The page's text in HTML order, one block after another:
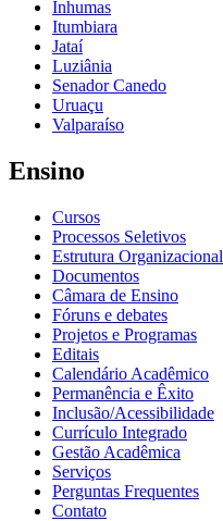
Inhumas
Itumbiara
Jataí
Luziânia
Senador Canedo
Uruaçu
Valparaíso
Ensino
Cursos
Processos Seletivos
Estrutura Organizacional
Documentos
Câmara de Ensino
Fóruns e debates
Projetos e Programas
Editais
Calendário Acadêmico
Permanência e Êxito
Inclusão/Acessibilidade
Currículo Integrado
Gestão Acadêmica
Serviços
Perguntas Frequentes
Contato